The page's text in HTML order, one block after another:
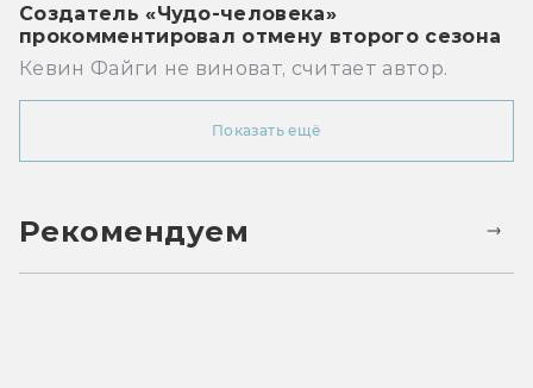
Создатель «Чудо-человека»
прокомментировал отмену второго сезона
Кевин Файги не виноват, считает автор.
Показать ещё
Рекомендуем